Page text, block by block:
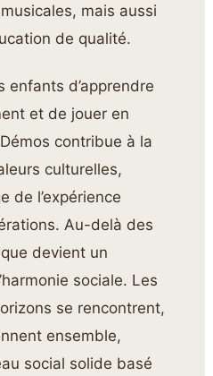
mais aussi
de qualité.
enfants d’apprendre
et de jouer en
contribue à la
culturelles,
de l’expérience
Au-delà des
devient un
sociale. Les
se rencontrent,
ensemble,
social solide basé